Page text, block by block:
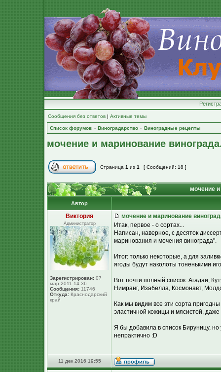
Сообщения без ответов | Активные темы
Список форумов » Виноградарство » Виноградные рецепты
мочение и маринование
Страница 1 из 1 [ Сообщений: 18 ]
мочение
Автор
Виктория
Администратор
Зарегистрирован: 07
мар 2011 14:36
Сообщения: 11746
Откуда: Краснодарский
край
мочение и маринование
Итак, первое - о сортах...
Написан, наверное, с десяток
маринования и мочения винограда".
Итог: только некоторые, а для
ягоды будут наколоты тоненькими
Вот почти полный список: Агадаи,
Нимранг, Изабелла, Космонавт,
Как мы видим все эти сорта
эластичной кожицы и мясистой, даже
Я бы добавила в список Бируницу, но
непрактично :D
11 дек 2016 19:55